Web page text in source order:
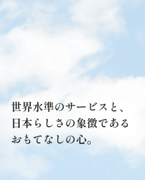
世界水準のサービスと、
日本らしさの象徴である
おもてなしの心。